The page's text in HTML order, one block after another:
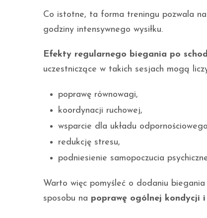
Co istotne, ta forma treningu pozwala na
godziny intensywnego wysiłku.
Efekty regularnego biegania po
uczestniczące w takich sesjach mogą
poprawę równowagi,
koordynacji ruchowej,
wsparcie dla układu
redukcję stresu,
podniesienie samopoczucia
Warto więc pomyśleć o dodaniu
sposobu na poprawę ogólnej kondycji